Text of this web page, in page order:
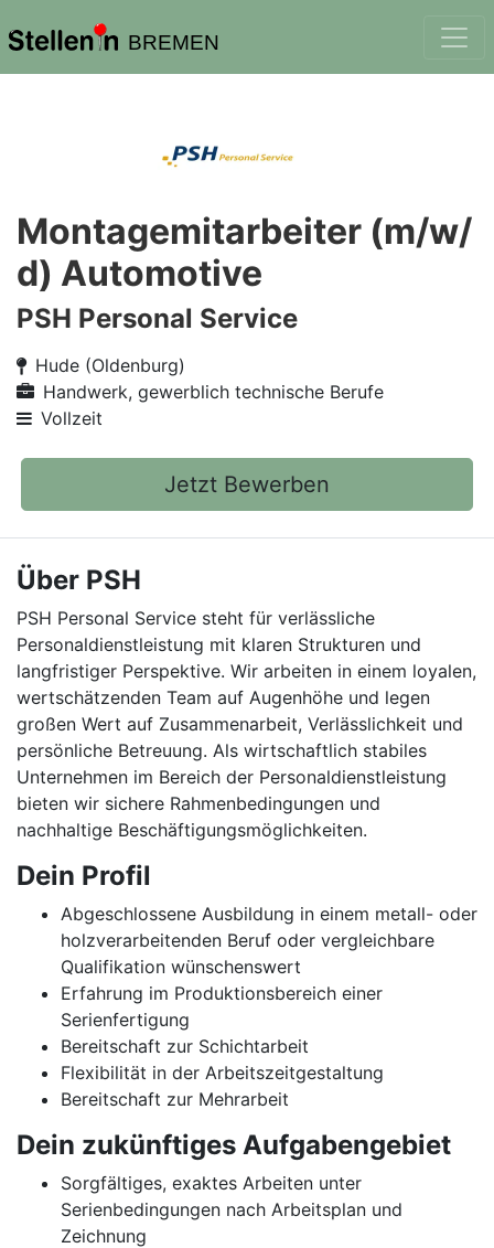
BREMEN
Montagemitarbeiter (m/w/
d) Automotive
PSH Personal Service
Hude (Oldenburg)
Handwerk, gewerblich technische Berufe
Vollzeit
Jetzt Bewerben
Über PSH
PSH Personal Service steht für verlässliche
Personaldienstleistung mit klaren Strukturen und
langfristiger Perspektive. Wir arbeiten in einem loyalen,
wertschätzenden Team auf Augenhöhe und legen
großen Wert auf Zusammenarbeit, Verlässlichkeit und
persönliche Betreuung. Als wirtschaftlich stabiles
Unternehmen im Bereich der Personaldienstleistung
bieten wir sichere Rahmenbedingungen und
nachhaltige Beschäftigungsmöglichkeiten.
Dein Profil
Abgeschlossene Ausbildung in einem metall- oder
holzverarbeitenden Beruf oder vergleichbare
Qualifikation wünschenswert
Erfahrung im Produktionsbereich einer
Serienfertigung
Bereitschaft zur Schichtarbeit
Flexibilität in der Arbeitszeitgestaltung
Bereitschaft zur Mehrarbeit
Dein zukünftiges Aufgabengebiet
Sorgfältiges, exaktes Arbeiten unter
Serienbedingungen nach Arbeitsplan und
Zeichnung